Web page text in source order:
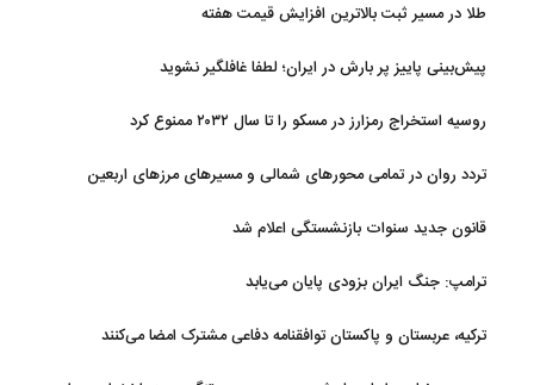
طلا در مسیر ثبت بالاترین افزایش قیمت هفته
پیش‌بینی پاییز پر بارش در ایران؛ لطفا غافلگیر نشوید
روسیه استخراج رمزارز در مسکو را تا سال ۲۰۳۲ ممنوع کرد
تردد روان در تمامی محورهای شمالی و مسیرهای مرزهای اربعین
قانون جدید سنوات بازنشستگی اعلام شد
ترامپ: جنگ ایران بزودی پایان می‌یابد
ترکیه، عربستان و پاکستان توافقنامه دفاعی مشترک امضا می‌کنند